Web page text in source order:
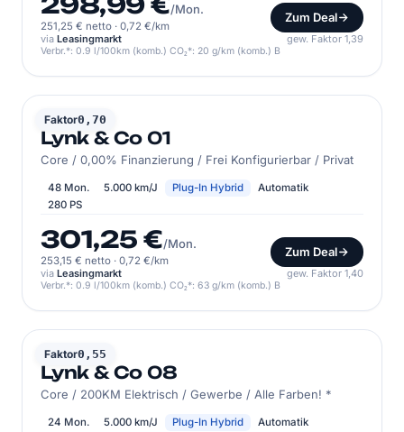
/Mon.
251,25 € netto · 0,72 €/km
Zum Deal
via Leasingmarkt gew. Faktor 1,39
Verbr.*: 0.9 l/100km (komb.) CO₂*: 20 g/km (komb.) B
Faktor0,70
LYNK & CO
Lynk & Co 01
Core / 0,00% Finanzierung / Frei Konfigurierbar / Privat
48 Mon. 5.000 km/J Plug-In Hybrid
Automatik
280 PS
301,25 €/Mon.
253,15 € netto · 0,72 €/km
Zum Deal
via Leasingmarkt gew. Faktor 1,40
Verbr.*: 0.9 l/100km (komb.) CO₂*: 63 g/km (komb.) B
Faktor0,55
LYNK & CO
Lynk & Co 08
Core / 200KM Elektrisch / Gewerbe / Alle Farben! *
24 Mon. 5.000 km/J Plug-In Hybrid
Automatik